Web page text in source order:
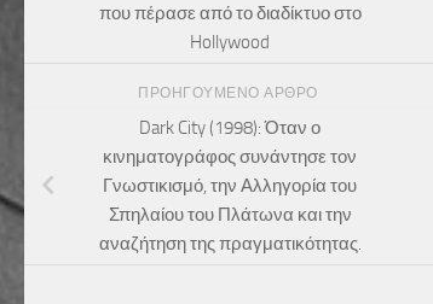
που πέρασε από το διαδίκτυο στο
Hollywood
ΠΡΟΗΓΟΎΜΕΝΟ ΆΡΘΡΟ
Dark City (1998): Όταν ο
κινηματογράφος συνάντησε τον
Γνωστικισμό, την Αλληγορία του
Σπηλαίου του Πλάτωνα και την
αναζήτηση της πραγματικότητας.